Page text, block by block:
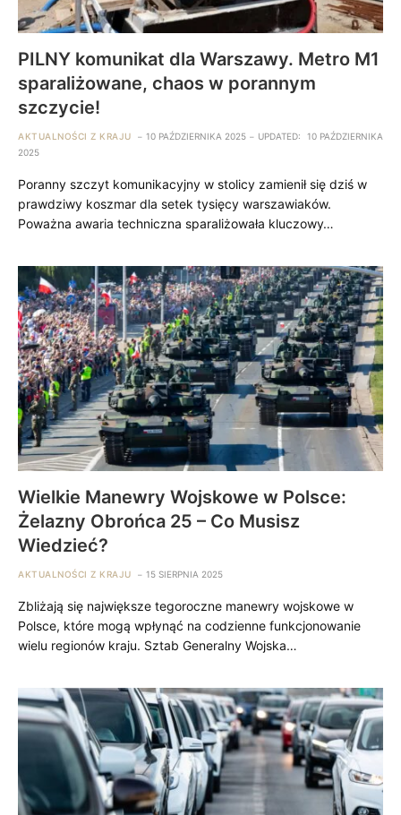
PILNY komunikat dla Warszawy. Metro M1
sparaliżowane, chaos w porannym
szczycie!
AKTUALNOŚCI Z KRAJU 10 PAŹDZIERNIKA 2025 UPDATED:
10 PAŹDZIERNIKA
2025
Poranny szczyt komunikacyjny w stolicy zamienił się dziś w
prawdziwy koszmar dla setek tysięcy warszawiaków.
Poważna awaria techniczna sparaliżowała kluczowy…
Wielkie Manewry Wojskowe w Polsce:
Żelazny Obrońca 25 – Co Musisz
Wiedzieć?
AKTUALNOŚCI Z KRAJU 15 SIERPNIA 2025
Zbliżają się największe tegoroczne manewry wojskowe w
Polsce, które mogą wpłynąć na codzienne funkcjonowanie
wielu regionów kraju. Sztab Generalny Wojska…